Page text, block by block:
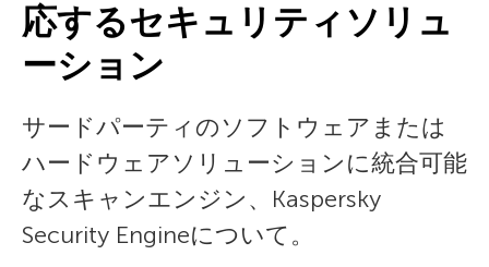
応するセキュリティソリュ
ーション
サードパーティのソフトウェアまたは
ハードウェアソリューションに統合可能
なスキャンエンジン、Kaspersky
Security Engineについて。